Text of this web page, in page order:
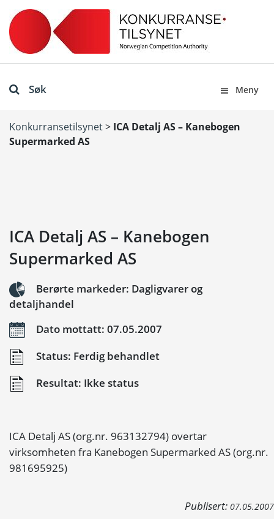
Søk Meny
Konkurransetilsynet> ICA Detalj AS – Kanebogen
Supermarked AS
ICA Detalj AS – Kanebogen
Supermarked AS
Berørte markeder: Dagligvarer og
detaljhandel
Dato mottatt: 07.05.2007
Status: Ferdig behandlet
Resultat: Ikke status
ICA Detalj AS (org.nr. 963132794) overtar
virksomheten fra Kanebogen Supermarked AS (org.nr.
981695925)
Publisert: 07.05.2007